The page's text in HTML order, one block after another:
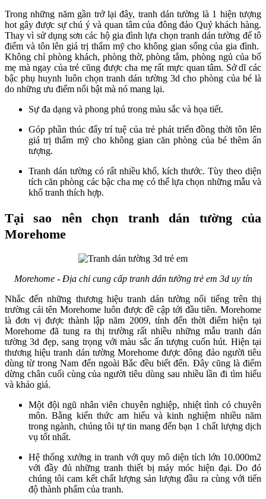
Trong những năm gần trở lại đây, tranh dán tường là 1 hiện tượng
hot gây được sự chú ý và quan tâm của đông đảo Quý khách hàng.
Thay vì sử dụng sơn các hộ gia đình lựa chọn tranh dán tường để tô
điểm và tôn lên giá trị thẩm mỹ cho không gian sống của gia đình.
Không chỉ phòng khách, phòng thờ, phòng tắm, phòng ngủ của bố
mẹ mà ngay của trẻ cũng được cha mẹ rất mực quan tâm. Sở dĩ các
bậc phụ huynh luôn chọn tranh dán tường 3d cho phòng của bé là
do những ưu điểm nổi bật mà nó mang lại.
Sự đa dạng và phong phú trong màu sắc và họa tiết.
Góp phần thúc đẩy trí tuệ của trẻ phát triển đồng thời tôn lên
giá trị thẩm mỹ cho không gian căn phòng của bé thêm ấn
tượng.
Tranh dán tường có rất nhiều khổ, kích thước. Tùy theo diện
tích căn phòng các bậc cha mẹ có thể lựa chọn những mẫu và
khổ tranh thích hợp.
Tại sao nên chọn tranh dán tường của
Morehome
Morehome - Địa chỉ cung cấp tranh dán tường trẻ em 3d uy tín
Nhắc đến những thương hiệu tranh dán tường nổi tiếng trên thị
trường cái tên Morehome luôn được đề cập tới đầu tiên. Morehome
là đơn vị được thành lập năm 2009, tính đến thời điểm hiện tại
Morehome đã tung ra thị trường rất nhiều những mẫu tranh dán
tường 3d đẹp, sang trọng với màu sắc ấn tượng cuốn hút. Hiện tại
thương hiệu tranh dán tường Morehome được đông đảo người tiêu
dùng từ trong Nam đến ngoài Bắc đều biết đến. Đây cũng là điểm
dừng chân cuối cùng của người tiêu dùng sau nhiều lần đi tìm hiểu
và khảo giá.
Một đội ngũ nhân viên chuyên nghiệp, nhiệt tình có chuyên
môn. Bằng kiến thức am hiểu và kinh nghiệm nhiều năm
trong ngành, chúng tôi tự tin mang đến bạn 1 chất lượng dịch
vụ tốt nhất.
Hệ thống xưởng in tranh với quy mô diện tích lớn 10.000m2
với đầy đủ những tranh thiết bị máy móc hiện đại. Do đó
chúng tôi cam kết chất lượng sản lượng đầu ra cùng với tiến
độ thành phẩm của tranh.